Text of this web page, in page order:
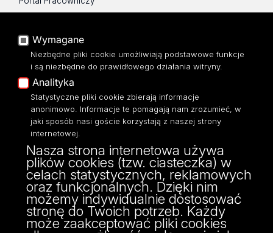
Baza Aktów Własnych
Moodle
Eksperci UŁ
Polityka Prywatności
Dostępność
Instytut Filozofii
ul. Lindleya 3/5
90-131 Łódź
tel./fax: (48) (42) 635-61-35/(29)
e-mail: filozofia@uni.lodz.pl
Wymagane
Niezbędne pliki cookie umożliwiają podstawowe funkcje
i są niezbędne do prawidłowego działania witryny.
Analityka
Statystyczne pliki cookie zbierają informacje
anonimowo. Informacje te pomagają nam zrozumieć, w
jaki sposób nasi goście korzystają z naszej strony
internetowej.
Nasza strona internetowa używa
plików cookies (tzw. ciasteczka) w
celach statystycznych, reklamowych
oraz funkcjonalnych. Dzięki nim
możemy indywidualnie dostosować
stronę do Twoich potrzeb. Każdy
może zaakceptować pliki cookies